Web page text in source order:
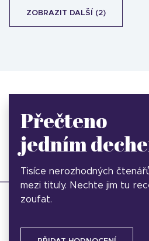
ZOBRAZIT DALŠÍ (2)
Přečteno
jedním
Tisíce nerozhodných
mezi tituly. Nechte jim tu
zoufat.